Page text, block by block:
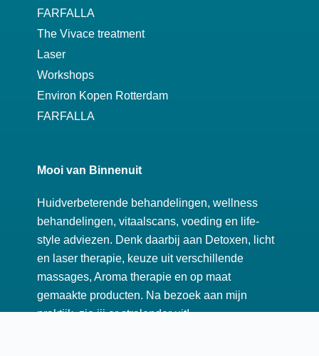
FARFALLA
The Vivace treatment
Laser
Workshops
Environ Kopen Rotterdam
FARFALLA
Mooi van Binnenuit
Huidverbeterende behandelingen, wellness
behandelingen, vitaalscans, voeding en life-
style adviezen. Denk daarbij aan Detoxen, licht
en laser therapie, keuze uit verschillende
massages, Aroma therapie en op maat
gemaakte producten. Na bezoek aan mijn
praktijk, zie jij er stralender uit!